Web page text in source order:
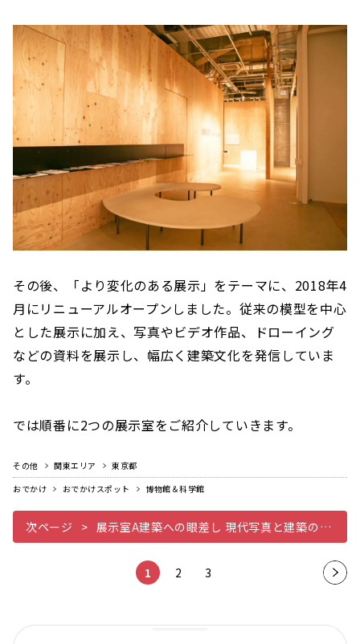
その後、「より変化のある展示」をテーマに、2018年4
月にリニューアルオープンしました。従来の模型を中心
とした展示に加え、写真やビデオ作品、ドローイング
などの資料を展示し、幅広く建築文化を発信していま
す。
では順番に2つの展示室をご紹介していきます。
その他 関東エリア
東京都
おでかけ
おでかけスポット 博物館＆科学館
次ページ 展示室A建築への眼差し 現代写真と建築の位相
1 2 3
次の